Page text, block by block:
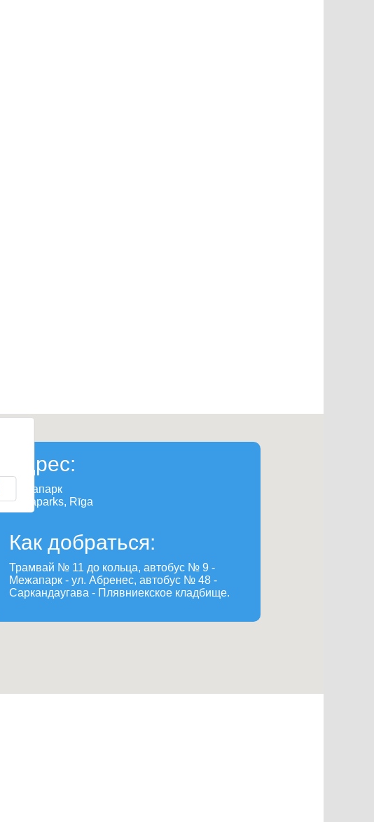
Адрес:
Межапарк
Mežaparks, Rīga
Как добраться:
Трамвай № 11 до кольца, автобус № 9 -
Межапарк - ул. Абренес, автобус № 48 -
Саркандаугава - Плявниекское кладбище.